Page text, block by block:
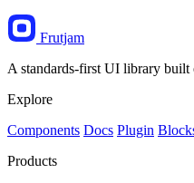
Frutjam
A standards-first UI library
Explore
Components Docs Plugin
Products